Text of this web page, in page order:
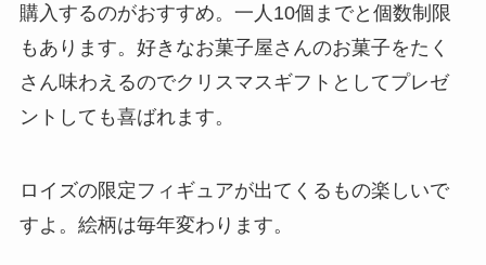
購入するのがおすすめ。一人10個までと個数制限
もあります。好きなお菓子屋さんのお菓子をたく
さん味わえるのでクリスマスギフトとしてプレゼ
ントしても喜ばれます。
ロイズの限定フィギュアが出てくるもの楽しいで
すよ。絵柄は毎年変わります。